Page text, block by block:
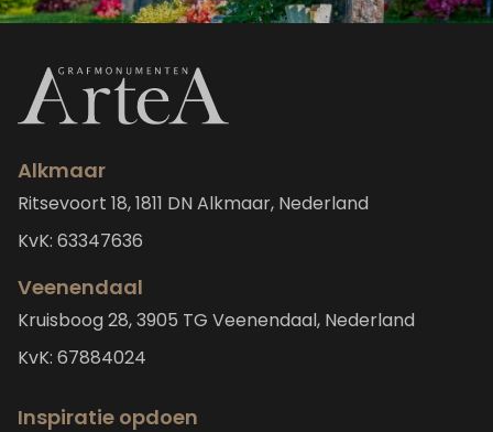
Alkmaar
Ritsevoort 18, 1811 DN Alkmaar, Nederland
KvK: 63347636
Veenendaal
Kruisboog 28, 3905 TG Veenendaal, Nederland
KvK: 67884024
Inspiratie opdoen